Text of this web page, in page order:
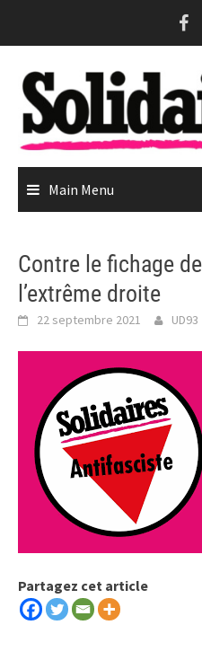
Main Menu
Contre le fichage
l’extrême droite
22 septembre 2021 UD93
Partagez cet article